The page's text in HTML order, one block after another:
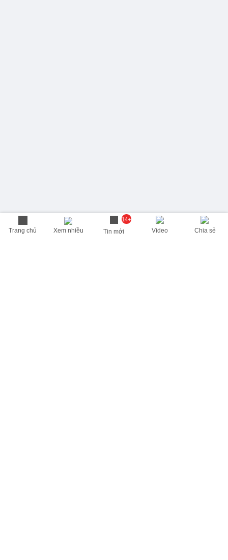
Trang chủ Xem nhiều
14+
Tin mới Video Chia sẻ